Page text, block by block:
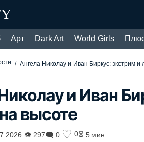
Арт Dark Art World Girls
Ангела Николау и Иван Биркус: экстрим и
и Иван
высоте
👁 297🗨 0 ♡ 0⏳ 5 мин